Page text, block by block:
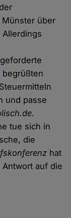
über
begrüßten
und passe
.
tue sich in
die
hat
auf die